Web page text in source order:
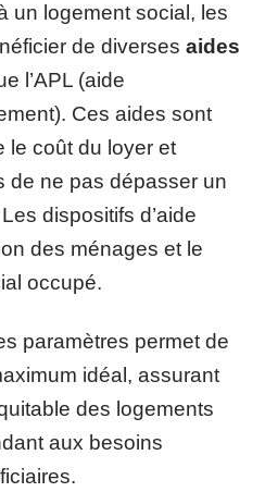
un logement social, les
de diverses aides
l’APL (aide
Ces aides sont
le coût du loyer et
de ne pas dépasser un
dispositifs d’aide
des ménages et le
occupé.
paramètres permet de
idéal, assurant
des logements
aux besoins